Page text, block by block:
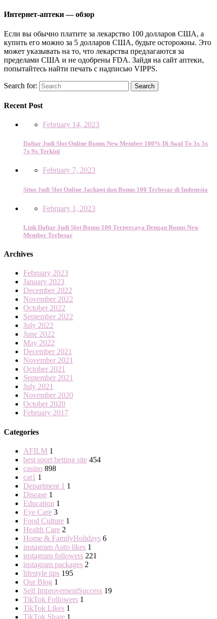
Интернет-аптеки — обзор
Если вы обычно платите за лекарство 100 долларов США, а
купить его можно за 5 долларов США, будьте осторожны. Это
может указывать на то, что лекарства предлагаются за
пределами США и не одобрены FDA. Зайдя на сайт аптеки,
попытайтесь найти печать с надписью VIPPS.
Search for: Search
Recent Post
February 14, 2023
Daftar Judi Slot Online Bonus New Member 100% Di Awal To 3x 5x
7x 9x Terkini
February 7, 2023
Situs Judi Slot Online Jackpot dan Bonus 100 Terbesar di Indonesia
February 1, 2023
Link Daftar Judi Slot Bonus 100 Terpercaya Dengan Bonus New
Member Terbesar
Archives
February 2023
January 2023
December 2022
November 2022
October 2022
September 2022
July 2022
June 2022
May 2022
December 2021
November 2021
October 2021
September 2021
July 2021
November 2020
October 2020
February 2017
Categories
AFILM 1
best sport betting site 454
casino 898
cat1 1
Department 1 1
Disease 1
Education 1
Eye Care 3
Food Culture 1
Health Care 2
Home & FamilyHolidays 6
instagram Auto likes 1
instagram followers 221
instagram packages 2
lifestyle tips 195
Our Blog 1
Self ImprovementSuccess 19
TikTok Followers 1
TikTok Likes 1
TikTok Share 1